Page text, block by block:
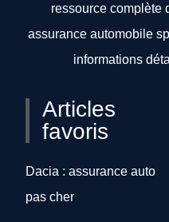
ressource complète
assurance automobile
informations
Articles
favoris
Dacia : assurance auto
pas cher